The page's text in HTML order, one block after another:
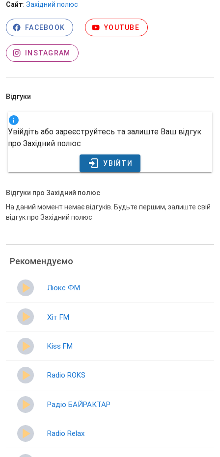
Сайт: Західний полюс
FACEBOOK YOUTUBE
INSTAGRAM
Відгуки
Увійдіть або зареєструйтесь та залиште Ваш відгук
про Західний полюс
УВІЙТИ
Відгуки про Західний полюс
На даний момент немає відгуків. Будьте першим, залиште свій
відгук про Західний полюс
Рекомендуємо
Люкс ФМ
Хіт FM
Kiss FM
Radio ROKS
Радіо БАЙРАКТАР
Radio Relax